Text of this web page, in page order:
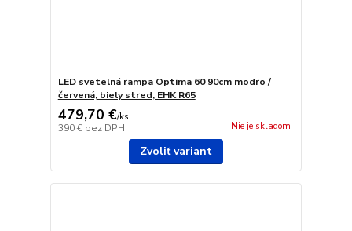
LED svetelná rampa Optima 60 90cm modro /
červená, biely stred, EHK R65
479,70 €/ks
390 € bez DPH Nie je skladom
Zvoliť variant